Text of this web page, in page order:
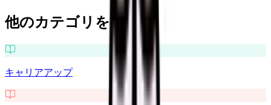
他のカテゴリを探す
キャリアアップ